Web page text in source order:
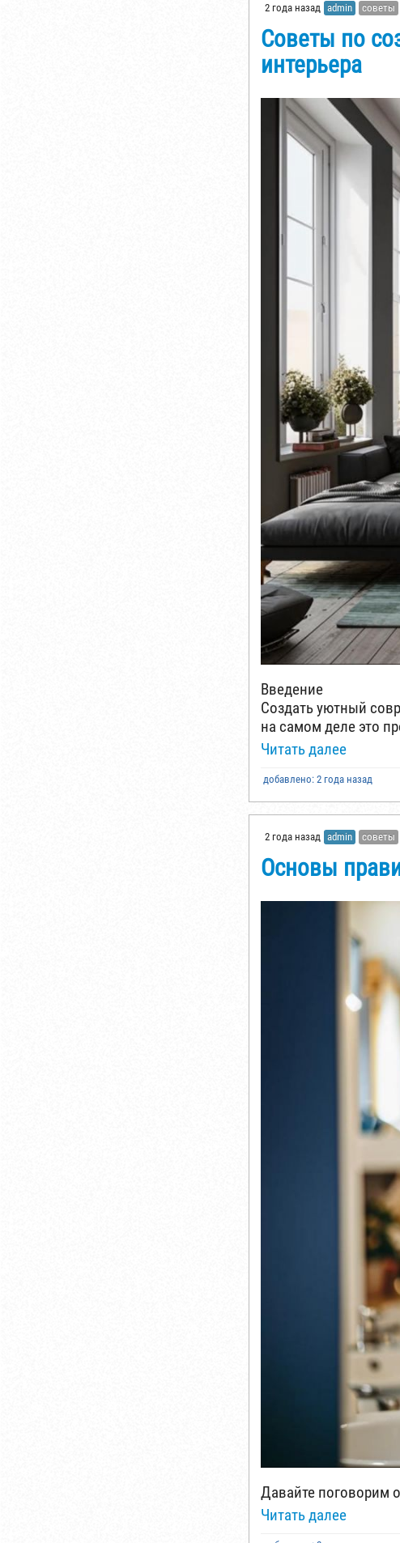
2 года назад admin советы
Советы по
интерьера
Введение
Создать уютный
на самом деле это
Читать далее
добавлено: 2 года назад
2 года назад admin советы
Основы
Давайте поговорим
Читать далее